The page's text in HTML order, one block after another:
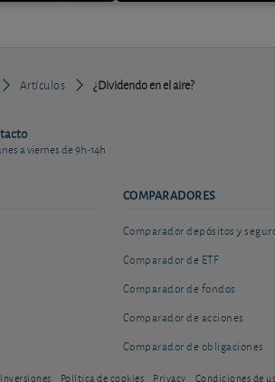
Artículos ¿Dividendo en el aire?
a viernes de 9h-14h
COMPARADORES
Comparador depósitos y
Comparador de ETF
Comparador de fondos
Comparador de acciones
Comparador de obligaciones
Política de cookies Privacy Condiciones de